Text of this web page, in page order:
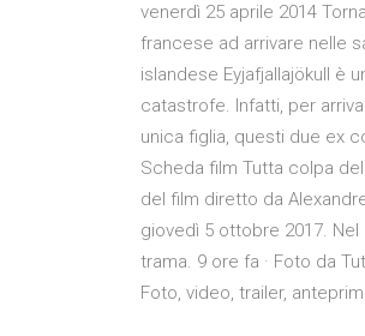
venerdì 25 aprile 2014
francese ad arrivare nelle
islandese Eyjafjallajökull è
catastrofe. Infatti, per
unica figlia, questi due ex
Scheda film Tutta colpa
del film diretto da
giovedì 5 ottobre 2017.
trama. 9 ore fa · Foto da
Foto, video, trailer,